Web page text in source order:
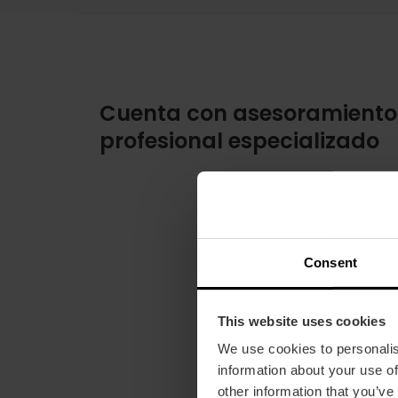
Consent
This website uses cookies
We use cookies to
information about your use
other information that
Cuenta con asesoramiento
profesional especializado